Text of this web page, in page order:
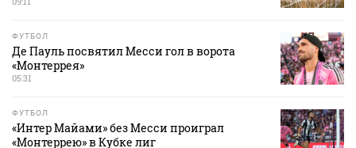
ФУТБОЛ
Де Пауль посвятил Месси гол в ворота
«Монтеррея»
05:31
ФУТБОЛ
«Интер Майами» без Месси проиграл
«Монтеррею» в Кубке лиг